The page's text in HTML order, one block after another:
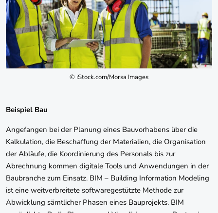
© iStock.com/Morsa Images
Beispiel Bau
Angefangen bei der Planung eines Bauvorhabens über die
Kalkulation, die Beschaffung der Materialien, die Organisation
der Abläufe, die Koordinierung des Personals bis zur
Abrechnung kommen digitale Tools und Anwendungen in der
Baubranche zum Einsatz. BIM – Building Information Modeling
ist eine weitverbreitete softwaregestützte Methode zur
Abwicklung sämtlicher Phasen eines Bauprojekts. BIM